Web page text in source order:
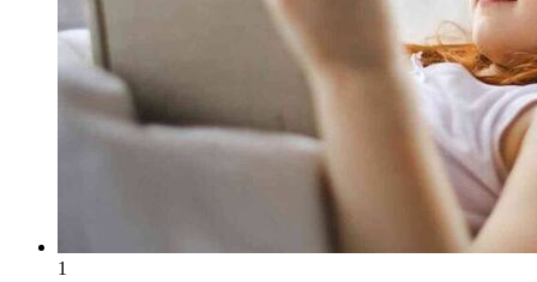
1